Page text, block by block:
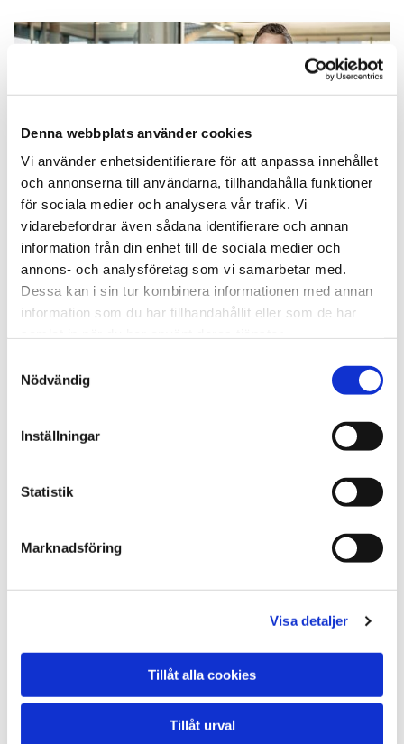
Denna webbplats använder cookies
Vi använder enhetsidentifierare för att anpassa innehållet
och annonserna till användarna, tillhandahålla funktioner
för sociala medier och analysera vår trafik. Vi
vidarebefordrar även sådana identifierare och annan
information från din enhet till de sociala medier och
annons- och analysföretag som vi samarbetar med.
Dessa kan i sin tur kombinera informationen med annan
information som du har tillhandahållit eller som de har
Nödvändig
Inställningar
Statistik
Marknadsföring
Visa detaljer
Tillåt alla cookies
Tillåt urval
POPULÄRA ELBILAR 2023
Tesla Model 3
Volkswagen ID.4
Hyundai Kona Electric
Nissan Leaf
BMW i3
Polestar 2